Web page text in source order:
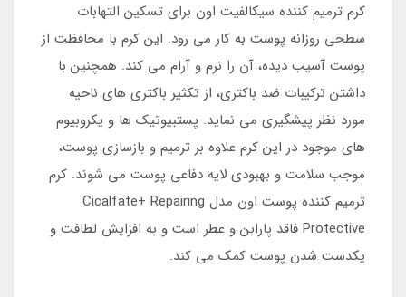
کرم ترمیم کننده سیکالفیت اون برای تسکین التهابات
سطحی روزانه پوست به کار می رود. این کرم با محافظت از
پوست آسیب دیده، آن را نرم و آرام می کند. همچنین با
داشتن ترکیبات ضد باکتری، از تکثیر باکتری های ناحیه
مورد نظر پیشگیری می نماید. پستبیوتیک ها و یکروبیوم
های موجود در این کرم علاوه بر ترمیم و بازسازی پوست،
موجب سلامت و بهبودی لایه دفاعی پوست می شوند. کرم
ترمیم کننده پوست اون مدل Cicalfate+ Repairing
Protective فاقد پارابن و عطر است و به افزایش لطافت و
یکدست شدن پوست کمک می کند.